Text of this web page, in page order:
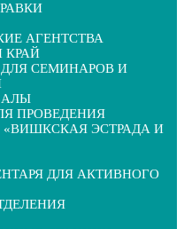
АГЕНТСТВА
КРАЙ
СЕМИНАРОВ И
ПРОВЕДЕНИЯ
ЭСТРАДА И
ДЛЯ АКТИВНОГО